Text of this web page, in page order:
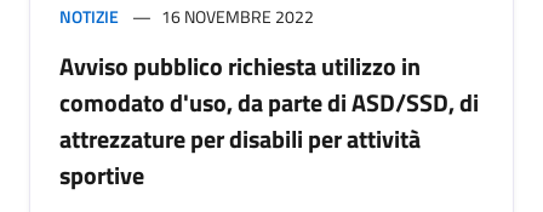
NOTIZIE 16 NOVEMBRE 2022
Avviso pubblico richiesta utilizzo in
comodato d'uso, da parte di ASD/SSD, di
attrezzature per disabili per attività
sportive